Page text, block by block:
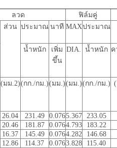
ลวด
ฟิล์มคู่
ส่วน ประมาณ นาที MAXประมาณ
น้ำหนัก
เพิ่ม
ขึ้น
DIA. น้ำหนัก ค
(มม.2)(กก./กม.)(มม.)(มม.)(กก./กม.)
26.04 231.49 0.0765.367
233.05
20.46 181.87 0.0764.793
183.22
16.37 145.49 0.0764.282
146.68
12.86 114.37 0.0763.828
115.40